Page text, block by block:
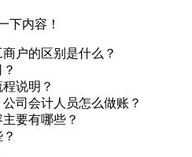
下内容！
户的区别是什么？
说明？
司会计人员怎么做账？
要有哪些？